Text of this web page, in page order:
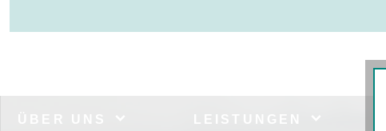
LEISTUNGEN